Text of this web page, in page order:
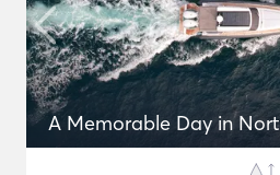
A Memorable Day in